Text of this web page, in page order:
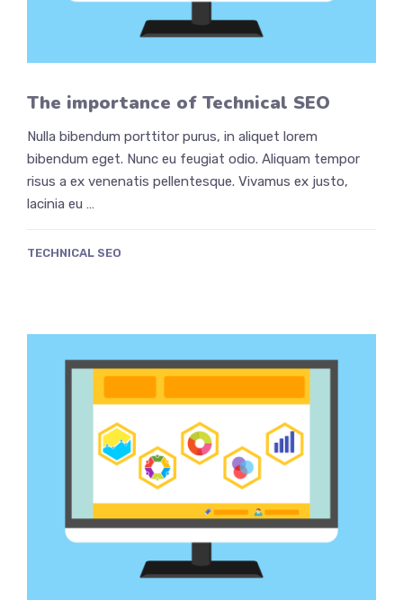
The importance of Technical SEO
Nulla bibendum porttitor purus, in aliquet lorem
bibendum eget. Nunc eu feugiat odio. Aliquam tempor
risus a ex venenatis pellentesque. Vivamus ex justo,
lacinia eu …
TECHNICAL SEO